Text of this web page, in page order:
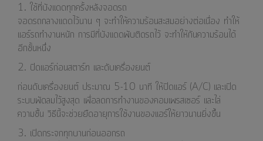
1. ใช้ที่บังแดดทุกครั้งหลังจอดรถ
จอดรถกลางแดดไว้นาน ๆ จะทำให้ความร้อนสะสมอย่างต่อเนื่อง ทำให้
แอร์รถทำงานหนัก การมีที่บังแดดพับติดรถไว้ จะทำให้กันความร้อนได้
อีกชั้นหนึ่ง
2. ปิดแอร์ก่อนสตาร์ท และดับเครื่องยนต์
ก่อนดับเครื่องยนต์ ประมาณ 5-10 นาที ให้ปิดแอร์ (A/C) และเปิด
ระบบพัดลมไว้สูงสุด เพื่อลดการทำงานของคอมเพรสเซอร์ และไล่
ความชื้น วิธีนี้จะช่วยยืดอายุการใช้งานของแอร์ให้ยาวนานยิ่งขึ้น
3. เปิดกระจกทุกบานก่อนออกรถ